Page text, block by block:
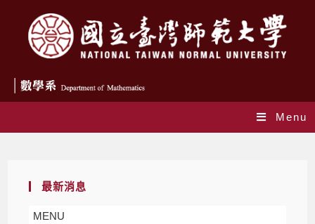
Menu
最新消息
MENU